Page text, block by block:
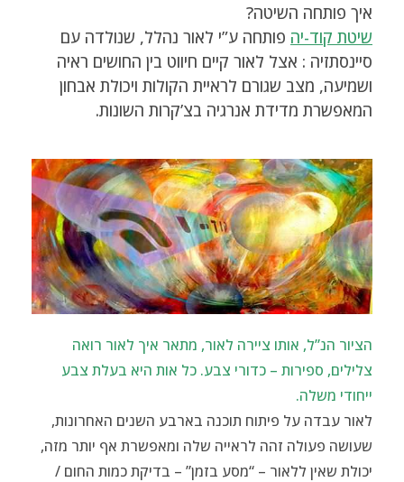
איך פותחה השיטה?
שיטת קוד-יה פותחה ע”י לאור נהלל, שנולדה עם
סיינסתזיה : אצל לאור קיים חיווט בין החושים ראיה
ושמיעה, מצב שגורם לראיית הקולות ויכולת אבחון
המאפשרת מדידת אנרגיה בצ’קרות השונות.
הציור הנ”ל, אותו ציירה לאור, מתאר איך לאור רואה
צלילים, ספירות – כדורי צבע. כל אות היא בעלת צבע
ייחודי משלה.
לאור עבדה על פיתוח תוכנה בארבע השנים האחרונות,
שעושה פעולה זהה לראייה שלה ומאפשרת אף יותר מזה,
יכולת שאין ללאור – “מסע בזמן” – בדיקת כמות החום /